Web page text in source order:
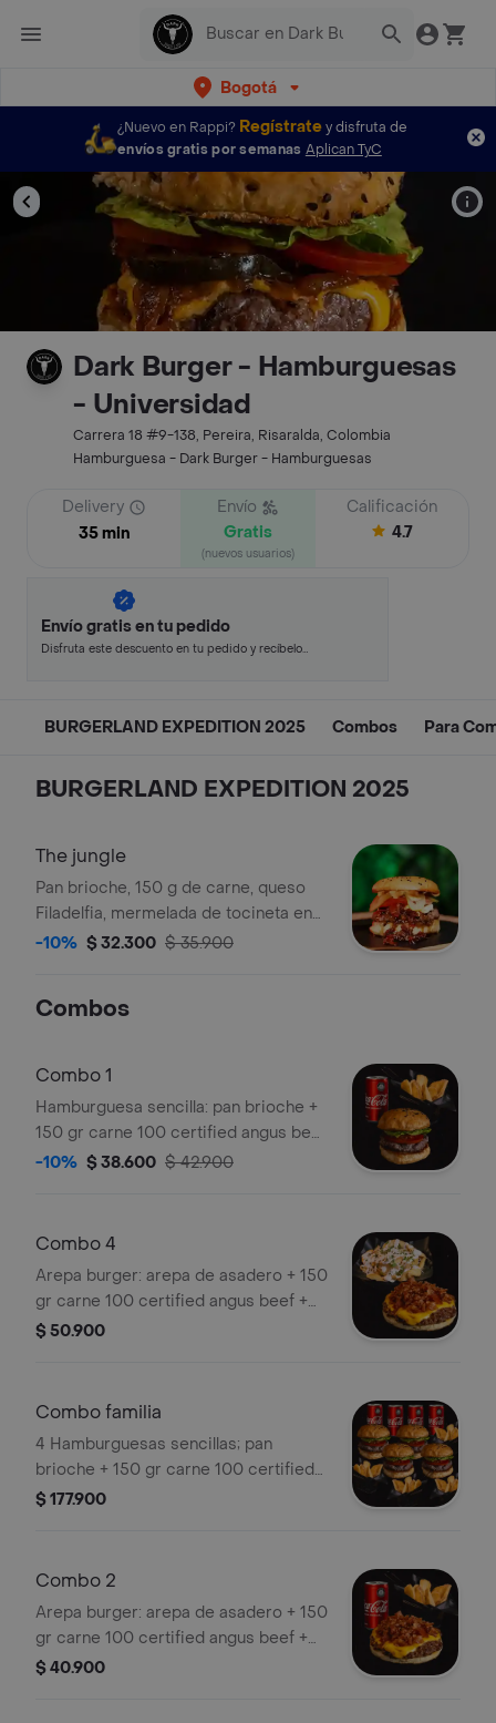
Bogotá
¿Nuevo en Rappi? Regístratey disfruta de
envíos gratis por semanas Aplican TyC
Dark Burger - Hamburguesas
- Universidad
Carrera 18 #9-138, Pereira, Risaralda, Colombia
Hamburguesa - Dark Burger - Hamburguesas
Delivery
35 min
Envío
Gratis
(nuevos usuarios)
Calificación
4.7
Envío gratis en tu pedido
Disfruta este descuento en tu pedido y recíbelo
BURGERLAND EXPEDITION 2025 Combos Para
BURGERLAND EXPEDITION 2025
The jungle
Pan brioche, 150 g de carne, queso
Filadelfia, mermelada de tocineta en
cerveza negra, queso azul, pepinillos
-10% $ 32.300 $ 35.900
Combos
Combo 1
Hamburguesa sencilla: pan brioche +
150 gr carne 100 certified angus beef
+ vegetales (tomate, cogollo de
(kraft) o queso philadelphia (kraft) +
bebida
-10% $ 38.600 $ 42.900
Combo 4
Arepa burger: arepa de asadero + 150
gr carne 100 certified angus beef +
queso americano (kraft) + tocineta +
$ 50.900
Combo familia
4 Hamburguesas sencillas; pan
brioche + 150 gr carne 100 certified
angus beef + queso americano (kraft)
$ 177.900
Combo 2
Arepa burger: arepa de asadero + 150
gr carne 100 certified angus beef +
queso americano (kraft) + tocineta +
$ 40.900